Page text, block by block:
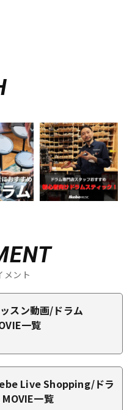
メント
スン動画/ドラム
一覧
Live Shopping/ドラ
MOVIE一覧